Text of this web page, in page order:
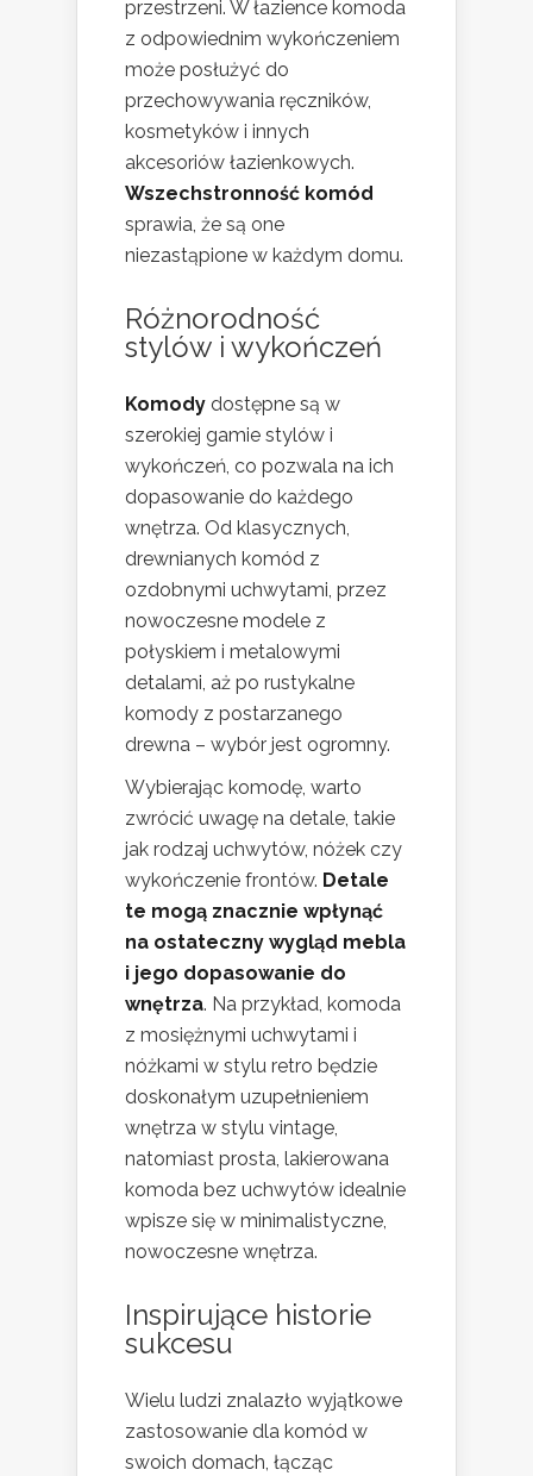
przestrzeni. W łazience komoda
z odpowiednim wykończeniem
może posłużyć do
przechowywania ręczników,
kosmetyków i innych
akcesoriów łazienkowych.
Wszechstronność komód
sprawia, że są one
niezastąpione w każdym domu.
Różnorodność
stylów i wykończeń
Komody dostępne są w
szerokiej gamie stylów i
wykończeń, co pozwala na ich
dopasowanie do każdego
wnętrza. Od klasycznych,
drewnianych komód z
ozdobnymi uchwytami, przez
nowoczesne modele z
połyskiem i metalowymi
detalami, aż po rustykalne
komody z postarzanego
drewna – wybór jest ogromny.
Wybierając komodę, warto
zwrócić uwagę na detale, takie
jak rodzaj uchwytów, nóżek czy
wykończenie frontów. Detale
te mogą znacznie wpłynąć
na ostateczny wygląd mebla
i jego dopasowanie do
wnętrza. Na przykład, komoda
z mosiężnymi uchwytami i
nóżkami w stylu retro będzie
doskonałym uzupełnieniem
wnętrza w stylu vintage,
natomiast prosta, lakierowana
komoda bez uchwytów idealnie
wpisze się w minimalistyczne,
nowoczesne wnętrza.
Inspirujące historie
sukcesu
Wielu ludzi znalazło wyjątkowe
zastosowanie dla komód w
swoich domach, łącząc